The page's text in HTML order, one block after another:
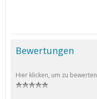
Bewertungen
Hier klicken, um zu bewerten